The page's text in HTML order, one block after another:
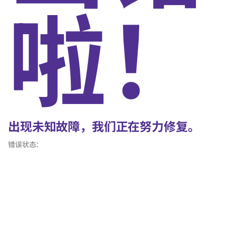
啦！
出现未知故障，我们正在努力修复。
错误状态：